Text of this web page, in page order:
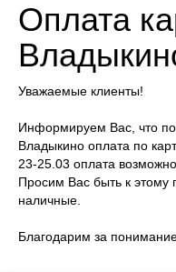
Оплата
Уважаемые клиенты!
Информируем Вас, что
Владыкино оплата по
23-25.03 оплата
Просим Вас быть к этому
наличные.
Благодарим за